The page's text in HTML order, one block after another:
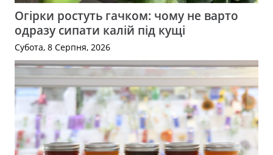
Огірки ростуть гачком: чому не варто
одразу сипати калій під кущі
Субота, 8 Серпня, 2026